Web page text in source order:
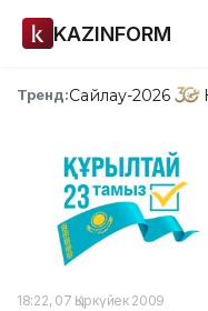
KAZINFORM
Тренд:Сайлау-2026
18:22, 07 Қыркүйек 2009